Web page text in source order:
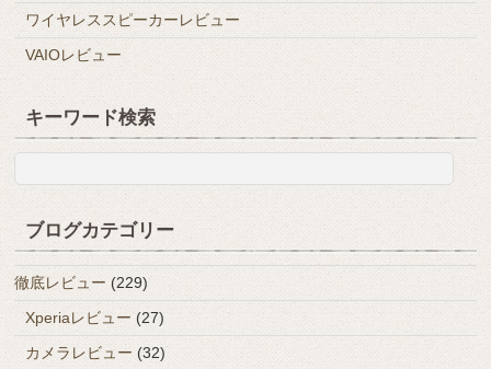
ワイヤレススピーカーレビュー
VAIOレビュー
キーワード検索
ブログカテゴリー
徹底レビュー (229)
Xperiaレビュー (27)
カメラレビュー (32)